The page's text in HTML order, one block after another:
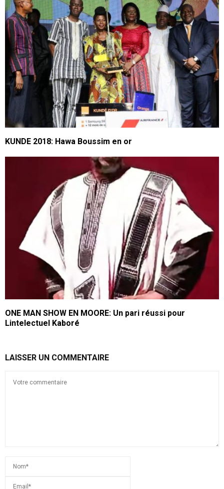
KUNDE 2018: Hawa Boussim en or
ONE MAN SHOW EN MOORE: Un pari réussi pour
Lintelectuel Kaboré
LAISSER UN COMMENTAIRE